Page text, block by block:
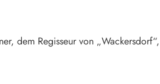
dem Regisseur von